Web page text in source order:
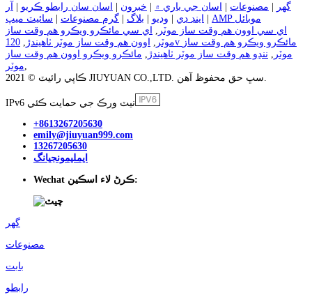
گهر | مصنوعات | اسان جي باري ۾ | خبرون | اسان سان رابطو ڪريو | آر
اينڊ ڊي | وڊيو | بلاگ | گرم مصنوعات | سائيٽ ميپ |
AMP موبائل
اي سي اوون هم وقت ساز موٽر
اي سي مائڪرو ويڪرو هم وقت ساز
موٽر
اوون هم وقت ساز موٽر ٺاهيندڙ
120v مائڪرو ويڪرو هم وقت ساز
موٽر
ننڍو هم وقت ساز موٽر ٺاهيندڙ
مائڪرو ويڪرو اوون هم وقت ساز
موٽر
IPv6 نيٽ ورڪ جي حمايت ڪئي
+8613267205630
emily@jiuyuan999.com
13267205630
ايمليمونجيانگ
Wechat ڪرڻ لاء اسڪين:
گهر
مصنوعات
بابت
رابطو